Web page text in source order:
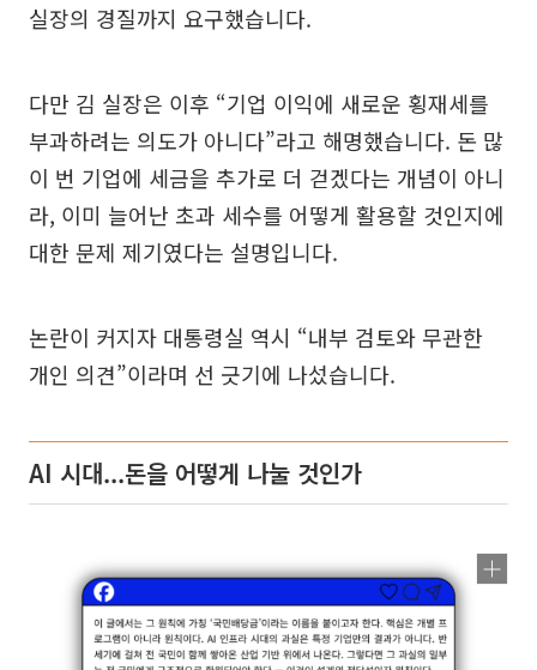
실장의 경질까지 요구했습니다.
다만 김 실장은 이후 “기업 이익에 새로운 횡재세를
부과하려는 의도가 아니다”라고 해명했습니다. 돈 많
이 번 기업에 세금을 추가로 더 걷겠다는 개념이 아니
라, 이미 늘어난 초과 세수를 어떻게 활용할 것인지에
대한 문제 제기였다는 설명입니다.
논란이 커지자 대통령실 역시 “내부 검토와 무관한
개인 의견”이라며 선 긋기에 나섰습니다.
AI 시대...돈을 어떻게 나눌 것인가